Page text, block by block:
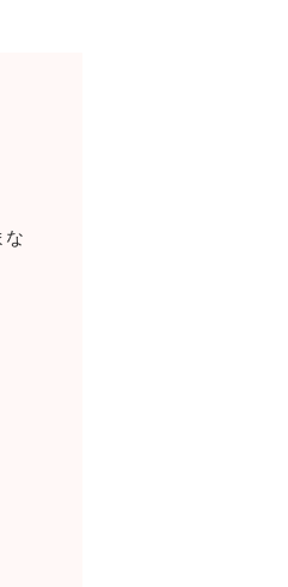
な